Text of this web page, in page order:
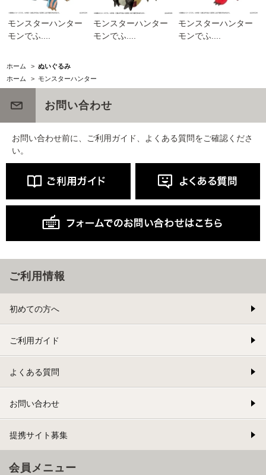
モンスターハンター
モンでふ....
モンスターハンター
モンでふ....
モンスターハンター
モンでふ....
ホーム > ぬいぐるみ
ホーム
> モンスターハンター
お問い合わせ
お問い合わせ前に、ご利用ガイド、よくある質問をご確認くださ
い。
ご利用情報
初めての方へ
ご利用ガイド
よくある質問
お問い合わせ
提携サイト募集
会員メニュー